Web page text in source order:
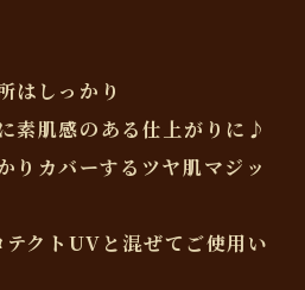
はしっかり
素肌感のある仕上がりに♪
りカバーするツヤ肌マジッ
クトUVと混ぜてご使用い